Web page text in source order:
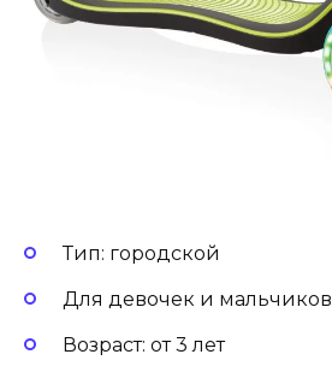
Тип: городской
Для девочек и мальчиков
Возраст: от 3 лет